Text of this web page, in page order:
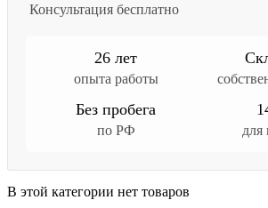
Консультация бесплатно
26 лет
опыта работы
Без пробега
по РФ для
В этой категории нет товаров